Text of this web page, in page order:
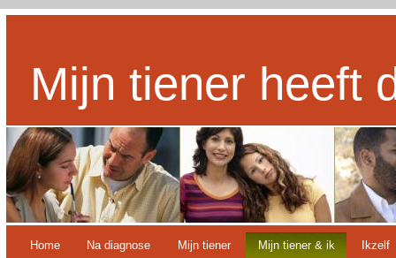
Mijn tiener heeft
Home Na diagnose Mijn tiener Mijn tiener & ik Ikzelf